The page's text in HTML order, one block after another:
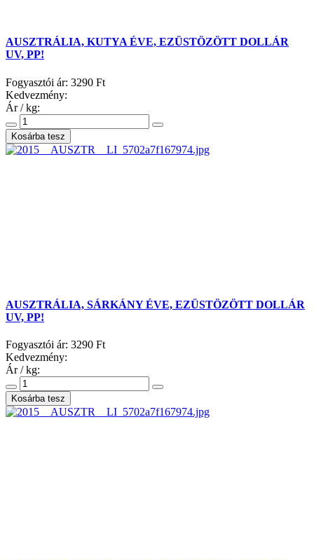
AUSZTRÁLIA, KUTYA ÉVE, EZÜSTÖZÖTT DOLLÁR
UV, PP!
Fogyasztói ár: 3290 Ft
Kedvezmény:
Ár / kg:
AUSZTRÁLIA, SÁRKÁNY ÉVE, EZÜSTÖZÖTT DOLLÁR
UV, PP!
Fogyasztói ár: 3290 Ft
Kedvezmény:
Ár / kg: